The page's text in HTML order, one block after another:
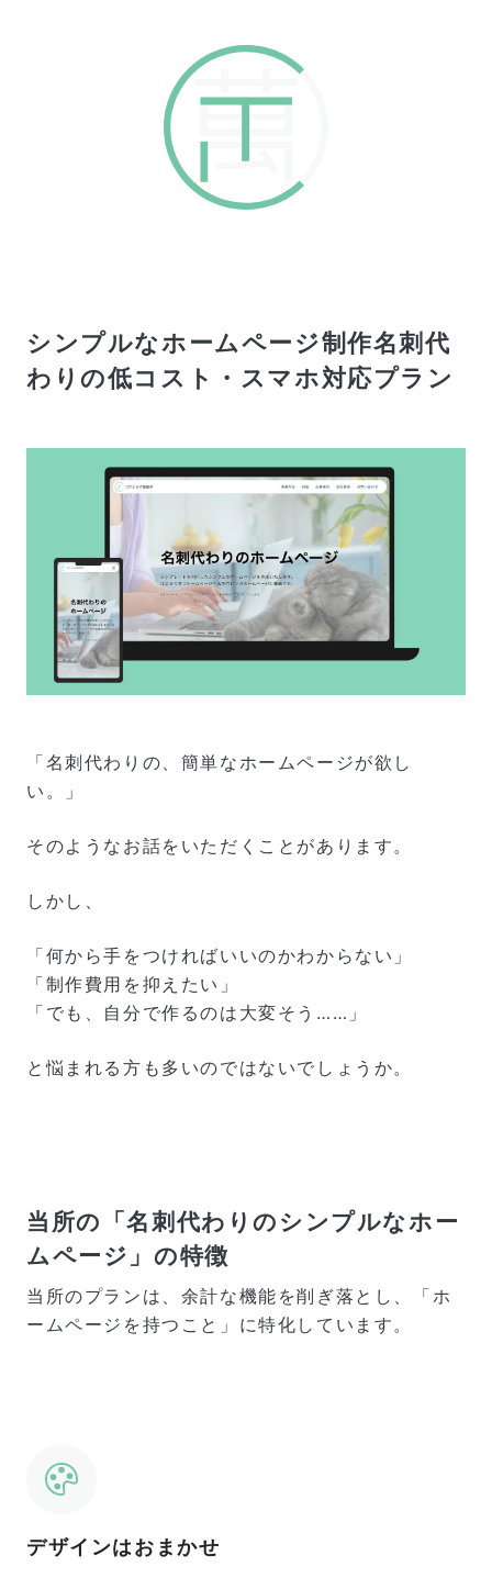
シンプルなホームページ制作名刺代
わりの低コスト・スマホ対応プラン
「名刺代わりの、簡単なホームページが欲し
い。」
そのようなお話をいただくことがあります。
しかし、
「何から手をつければいいのかわからない」
「制作費用を抑えたい」
「でも、自分で作るのは大変そう……」
と悩まれる方も多いのではないでしょうか。
当所の「名刺代わりのシンプルなホー
ムページ」の特徴
当所のプランは、余計な機能を削ぎ落とし、「ホ
ームページを持つこと」に特化しています。
デザインはおまかせ